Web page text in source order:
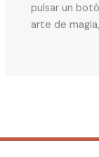
pulsar un
arte de